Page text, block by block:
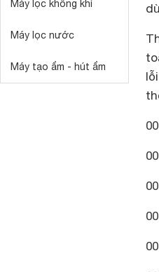
Máy lọc không khí
Máy lọc nước
Máy tạo ẩm - hút ẩm